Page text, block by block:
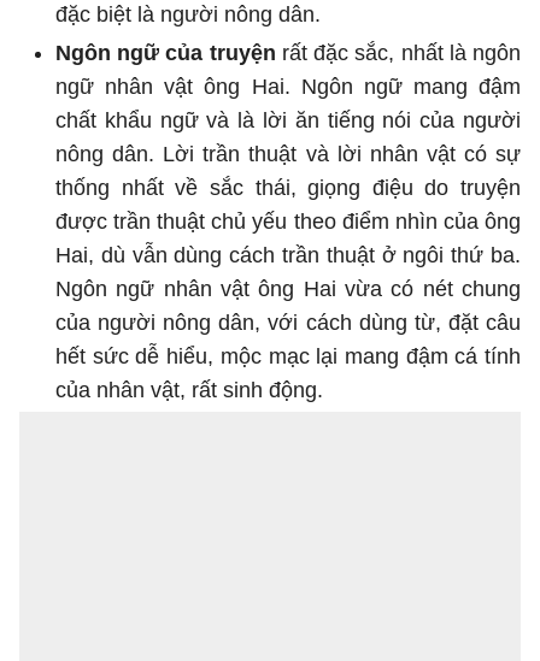
đặc biệt là người nông dân.
Ngôn ngữ của truyện rất đặc sắc, nhất là ngôn
ngữ nhân vật ông Hai. Ngôn ngữ mang đậm
chất khẩu ngữ và là lời ăn tiếng nói của người
nông dân. Lời trần thuật và lời nhân vật có sự
thống nhất về sắc thái, giọng điệu do truyện
được trần thuật chủ yếu theo điểm nhìn của ông
Hai, dù vẫn dùng cách trần thuật ở ngôi thứ ba.
Ngôn ngữ nhân vật ông Hai vừa có nét chung
của người nông dân, với cách dùng từ, đặt câu
hết sức dễ hiểu, mộc mạc lại mang đậm cá tính
của nhân vật, rất sinh động.